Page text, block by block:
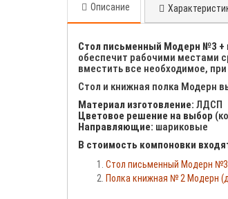
Описание
Стол письменный Модерн №3 +
обеспечит рабочими местами
вместить все необходимое,
Стол и книжная полка Модерн
Материал изготовление: ЛДСП
Цветовое решение на выбор
Направляющие: шариковые
В стоимость компоновки
Стол письменный Модерн №3
Полка книжная № 2 Модерн